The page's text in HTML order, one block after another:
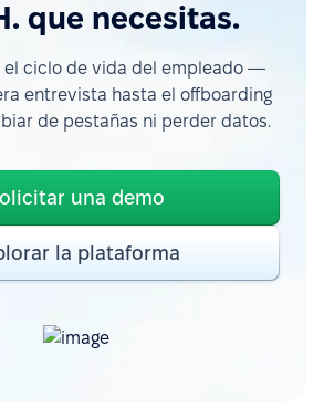
que necesitas.
el ciclo de vida del empleado —
entrevista hasta el offboarding
de pestañas ni perder datos.
una demo
la plataforma